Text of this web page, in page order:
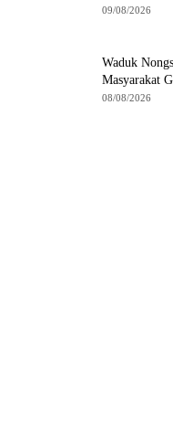
09/08/2026
Waduk
Masyarakat
08/08/2026